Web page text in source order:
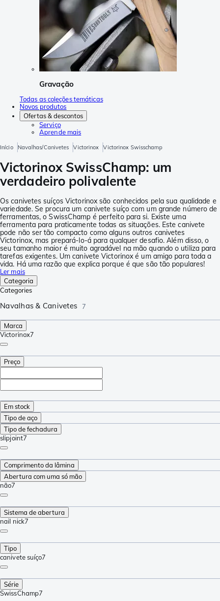
Gravação
Todas as coleções temáticas
Novos produtos
Ofertas & descontos
Serviço
Aprende mais
Início Navalhas/Canivetes Victorinox Victorinox Swisschamp
Victorinox SwissChamp: um
verdadeiro polivalente
Os canivetes suíços Victorinox são conhecidos pela sua qualidade e
variedade. Se procura um canivete suíço com um grande número de
ferramentas, o SwissChamp é perfeito para si. Existe uma
ferramenta para praticamente todas as situações. Este canivete
pode não ser tão compacto como alguns outros canivetes
Victorinox, mas prepará-lo-á para qualquer desafio. Além disso, o
seu tamanho maior é muito agradável na mão quando o utiliza para
tarefas exigentes. Um canivete Victorinox é um amigo para toda a
vida. Há uma razão que explica porque é que são tão populares!
Ler mais
Categoria
Categories
Navalhas & Canivetes 7
Marca
Victorinox7
Preço
Em stock
Tipo de aço
Tipo de fechadura
slipjoint7
Comprimento da lâmina
Abertura com uma só mão
não7
Sistema de abertura
nail nick7
Tipo
canivete suíço7
Série
SwissChamp7